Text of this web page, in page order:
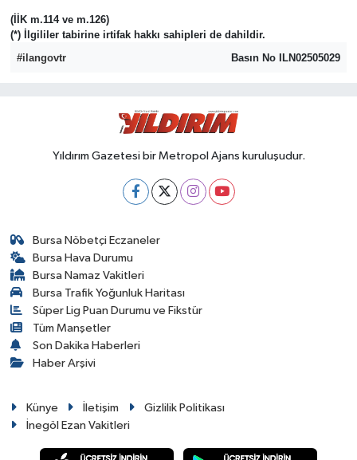
(İİK m.114 ve m.126)
(*) İlgililer tabirine irtifak hakkı sahipleri de dahildir.
#ilangovtr
Basın No ILN02505029
Yıldırım Gazetesi bir Metropol Ajans kuruluşudur.
Bursa Nöbetçi Eczaneler
Bursa Hava Durumu
Bursa Namaz Vakitleri
Bursa Trafik Yoğunluk Haritası
Süper Lig Puan Durumu ve Fikstür
Tüm Manşetler
Son Dakika Haberleri
Haber Arşivi
Künye İletişim
Gizlilik Politikası
İnegöl Ezan Vakitleri